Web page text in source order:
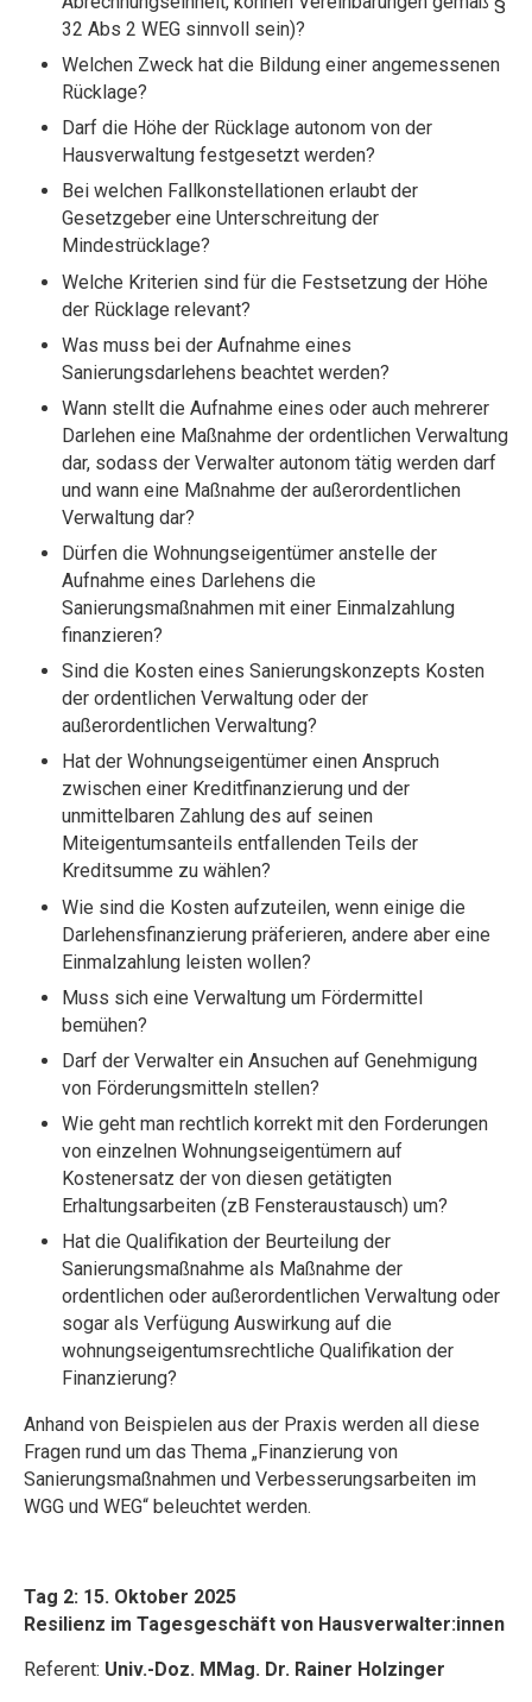
32 Abs 2 WEG sinnvoll sein)?
Welchen Zweck hat die Bildung einer angemessenen
Rücklage?
Darf die Höhe der Rücklage autonom von der
Hausverwaltung festgesetzt werden?
Bei welchen Fallkonstellationen erlaubt der
Gesetzgeber eine Unterschreitung der
Mindestrücklage?
Welche Kriterien sind für die Festsetzung der Höhe
der Rücklage relevant?
Was muss bei der Aufnahme eines
Sanierungsdarlehens beachtet werden?
Wann stellt die Aufnahme eines oder auch mehrerer
Darlehen eine Maßnahme der ordentlichen Verwaltung
dar, sodass der Verwalter autonom tätig werden darf
und wann eine Maßnahme der außerordentlichen
Verwaltung dar?
Dürfen die Wohnungseigentümer anstelle der
Aufnahme eines Darlehens die
Sanierungsmaßnahmen mit einer Einmalzahlung
finanzieren?
Sind die Kosten eines Sanierungskonzepts Kosten
der ordentlichen Verwaltung oder der
außerordentlichen Verwaltung?
Hat der Wohnungseigentümer einen Anspruch
zwischen einer Kreditfinanzierung und der
unmittelbaren Zahlung des auf seinen
Miteigentumsanteils entfallenden Teils der
Kreditsumme zu wählen?
Wie sind die Kosten aufzuteilen, wenn einige die
Darlehensfinanzierung präferieren, andere aber eine
Einmalzahlung leisten wollen?
Muss sich eine Verwaltung um Fördermittel
bemühen?
Darf der Verwalter ein Ansuchen auf Genehmigung
von Förderungsmitteln stellen?
Wie geht man rechtlich korrekt mit den Forderungen
von einzelnen Wohnungseigentümern auf
Kostenersatz der von diesen getätigten
Erhaltungsarbeiten (zB Fensteraustausch) um?
Hat die Qualifikation der Beurteilung der
Sanierungsmaßnahme als Maßnahme der
ordentlichen oder außerordentlichen Verwaltung oder
sogar als Verfügung Auswirkung auf die
wohnungseigentumsrechtliche Qualifikation der
Finanzierung?
Anhand von Beispielen aus der Praxis werden all diese
Fragen rund um das Thema „Finanzierung von
Sanierungsmaßnahmen und Verbesserungsarbeiten im
WGG und WEG“ beleuchtet werden.
Tag 2: 15. Oktober 2025
Resilienz im Tagesgeschäft von Hausverwalter:innen
Referent: Univ.-Doz. MMag. Dr. Rainer Holzinger